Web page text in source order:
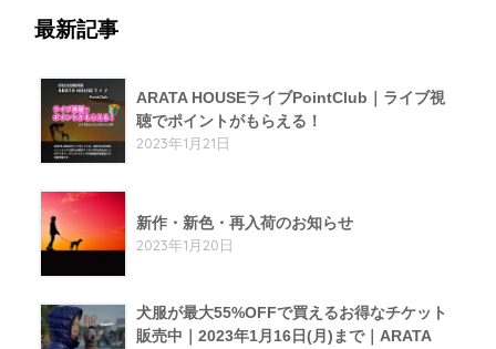
最新記事
ARATA HOUSEライブPointClub｜ライブ視
聴でポイントがもらえる！
2023年1月21日
新作・新色・再入荷のお知らせ
2023年1月20日
犬服が最大55%OFFで買えるお得なチケット
販売中｜2023年1月16日(月)まで｜ARATA